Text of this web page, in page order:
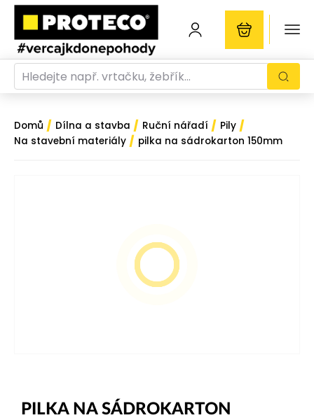
Domů / Dílna a stavba / Ruční nářadí / Pily /
Na stavební materiály / pilka na sádrokarton 150mm
PILKA NA SÁDROKARTON